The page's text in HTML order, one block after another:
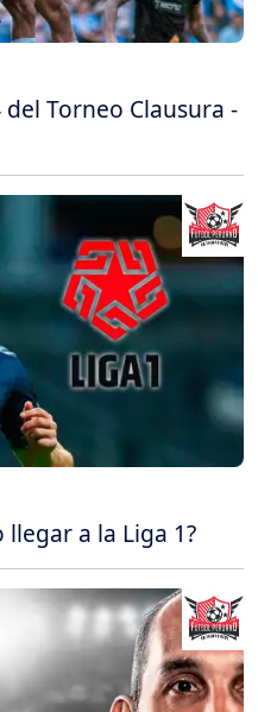
Torneo Clausura -
a la Liga 1?